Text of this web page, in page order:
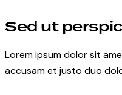
Sed ut
Lorem ipsum dolor sit
accusam et justo duo